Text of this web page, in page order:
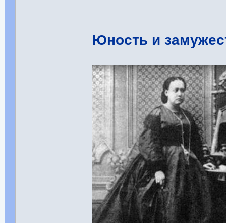
Юность и